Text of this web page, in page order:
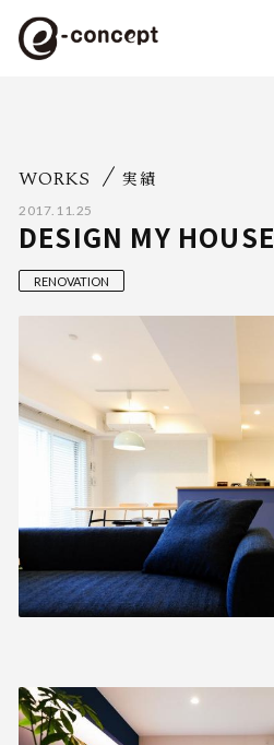
WORKS 実績
2017.11.25
DESIGN MY HOUSE
RENOVATION